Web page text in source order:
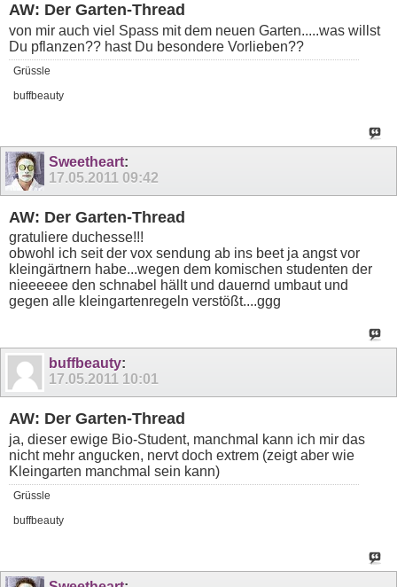
AW: Der Garten-Thread
von mir auch viel Spass mit dem neuen Garten.....was willst
Du pflanzen?? hast Du besondere Vorlieben??
Grüssle
buffbeauty
Sweetheart:
17.05.2011 09:42
AW: Der Garten-Thread
gratuliere duchesse!!!
obwohl ich seit der vox sendung ab ins beet ja angst vor
kleingärtnern habe...wegen dem komischen studenten der
nieeeeee den schnabel hällt und dauernd umbaut und
gegen alle kleingartenregeln verstößt....ggg
buffbeauty:
17.05.2011 10:01
AW: Der Garten-Thread
ja, dieser ewige Bio-Student, manchmal kann ich mir das
nicht mehr angucken, nervt doch extrem (zeigt aber wie
Kleingarten manchmal sein kann)
Grüssle
buffbeauty